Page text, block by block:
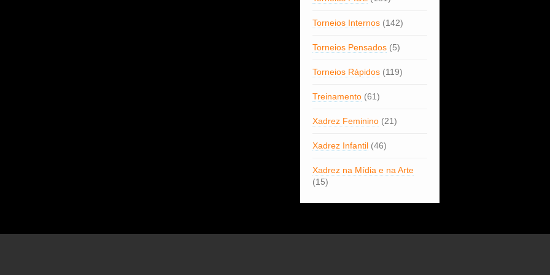
Torneios Internos(142)
Torneios Pensados(5)
Torneios Rápidos(119)
Treinamento(61)
Xadrez Feminino(21)
Xadrez Infantil(46)
Xadrez na Mídia e na Arte
(15)